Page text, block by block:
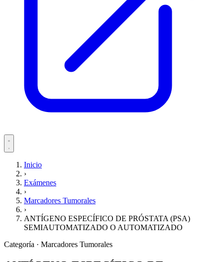
Servicios
Inicio
›
Exámenes
›
Marcadores Tumorales
›
ANTÍGENO ESPECÍFICO DE PRÓSTATA (PSA)
SEMIAUTOMATIZADO O AUTOMATIZADO
Categoría · Marcadores Tumorales